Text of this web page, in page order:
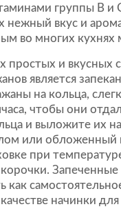
группы В и
нежный вкус и
во многих кухнях
простых и вкусных
является
на кольца,
чтобы они
и выложите их
или обложенный
при
как
начинки